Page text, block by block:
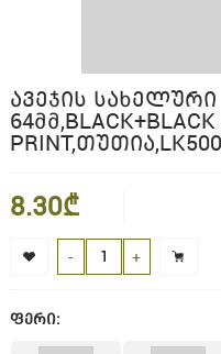
ᲐᲕᲔᲯᲘᲡ ᲡᲐᲮᲔᲚᲣᲠᲘ
64ᲛᲛ,BLACK+BLACK
8.30₾
- +
ფერი: